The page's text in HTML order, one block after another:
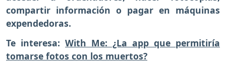
compartir información o pagar en máquinas
expendedoras.
Te interesa: With Me: ¿La app que permitiría
tomarse fotos con los muertos?